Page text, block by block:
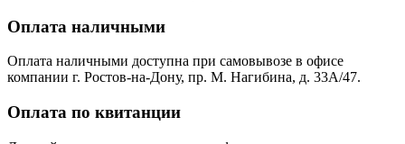
Оплата наличными
Оплата наличными доступна при самовывозе в офисе
компании г. Ростов-на-Дону, пр. М. Нагибина, д. 33А/47.
Оплата по квитанции